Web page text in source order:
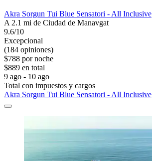
Akra Sorgun Tui Blue Sensatori - All Inclusive
A 2.1 mi de Ciudad de Manavgat
9.6/10
Excepcional
(184 opiniones)
$788 por noche
$889 en total
9 ago - 10 ago
Total con impuestos y cargos
Akra Sorgun Tui Blue Sensatori - All Inclusive